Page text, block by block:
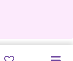
aspect
că va provoca
în modele de